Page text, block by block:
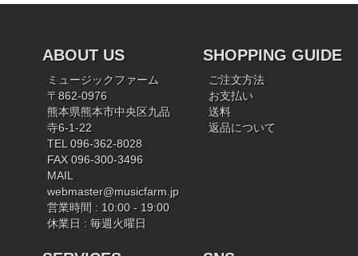
ABOUT US
ミュージックファーム
〒862-0976
熊本県熊本市中央区九品
寺6-1-22
TEL 096-362-8028
FAX 096-300-3496
MAIL
webmaster@musicfarm.jp
営業時間 : 10:00 - 19:00
休業日 : 毎週火曜日
SHOPPING GUIDE
ご注文方法
お支払い
送料
返品について